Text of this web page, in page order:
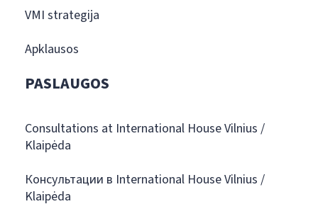
VMI strategija
Apklausos
PASLAUGOS
Consultations at International House Vilnius /
Klaipėda
Консультации в International House Vilnius /
Klaipėda